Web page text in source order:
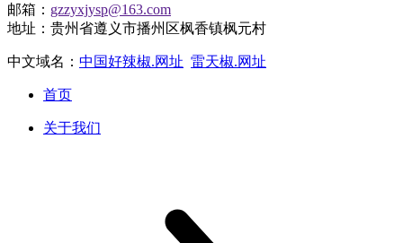
邮箱： gzzyxjysp@163.com
地址：贵州省遵义市播州区枫香镇枫元村
中文域名： 中国好辣椒.网址 雷天椒.网址
首页
关于我们